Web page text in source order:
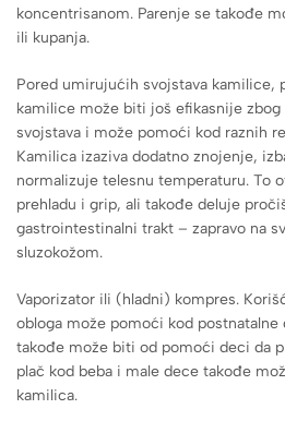
koncentrisanom. Parenje se takođe
ili kupanja.
Pored umirujućih svojstava kamilice,
kamilice može biti još efikasnije
svojstava i može pomoći kod raznih
Kamilica izaziva dodatno znojenje,
normalizuje telesnu temperaturu. To
prehladu i grip, ali takođe deluje
gastrointestinalni trakt – zapravo na
sluzokožom.
Vaporizator ili (hladni) kompres.
obloga može pomoći kod
takođe može biti od pomoći deci da
plač kod beba i male dece takođe
kamilica.